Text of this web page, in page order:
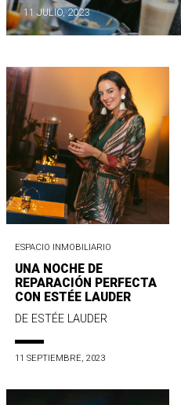
11 JULIO, 2023
ESPACIO INMOBILIARIO
UNA NOCHE DE
REPARACIÓN PERFECTA
CON ESTÉE LAUDER
DE ESTÉE LAUDER
11 SEPTIEMBRE, 2023